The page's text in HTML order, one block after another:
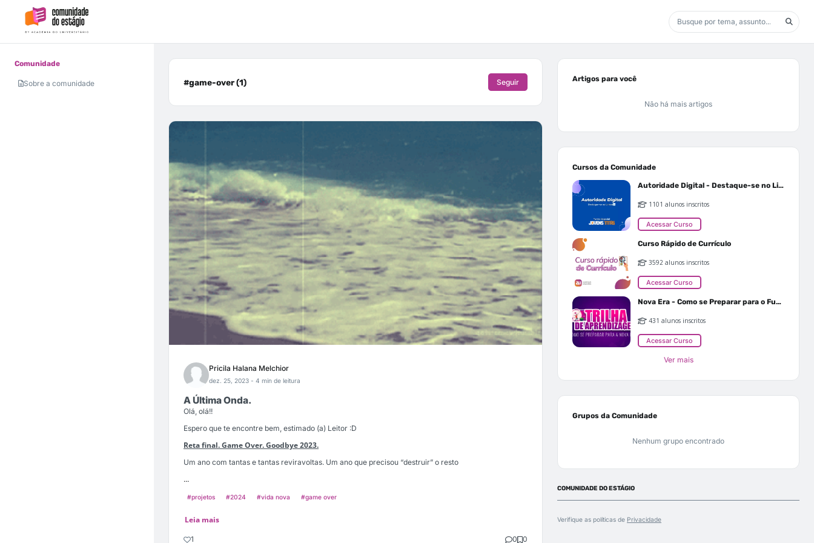
Comunidade
Sobre a comunidade #game-over (1) Seguir
Pricila Halana Melchior
dez. 25, 2023 - 4 min de leitura
A Última Onda.
Olá, olá!!
Espero que te encontre bem, estimado (a) Leitor :D
Reta final. Game Over. Goodbye 2023.
Um ano com tantas e tantas reviravoltas. Um ano que precisou “destruir” o resto
...
#projetos #2024 #vida nova #game over
Leia mais
1 0 0
Artigos para você
Não há mais artigos
Cursos da Comunidade
Autoridade Digital - Destaque-se no Linkedin
1101 alunos inscritos
Acessar Curso
Curso Rápido de Currículo
3592 alunos inscritos
Acessar Curso
Nova Era - Como se Preparar para o Futuro
431 alunos inscritos
Acessar Curso
Ver mais
Grupos da Comunidade
Nenhum grupo encontrado
COMUNIDADE DO ESTÁGIO
Verifique as políticas de Privacidade